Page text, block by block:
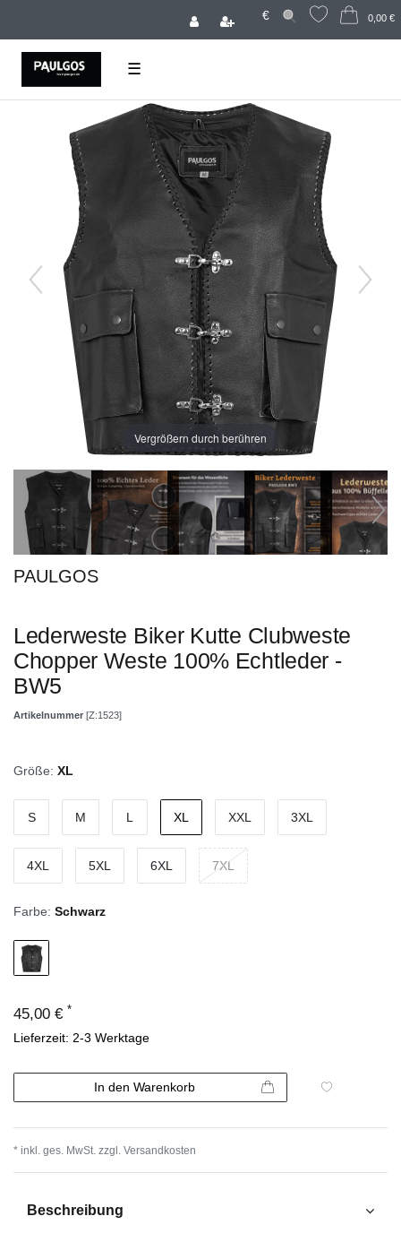
€ 0,00 €
☰
Vergrößern durch berühren
PAULGOS
Lederweste Biker Kutte Clubweste
Chopper Weste 100% Echtleder -
BW5
Artikelnummer [Z:1523]
Größe: XL
S M L XL XXL 3XL
4XL 5XL 6XL 7XL
Farbe: Schwarz
45,00 € *
Lieferzeit: 2-3 Werktage
In den Warenkorb
* inkl. ges. MwSt. zzgl. Versandkosten
Beschreibung